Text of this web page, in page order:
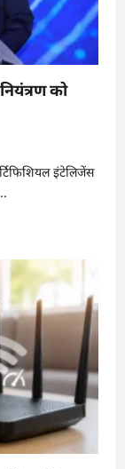
को
इंटेलिजेंस